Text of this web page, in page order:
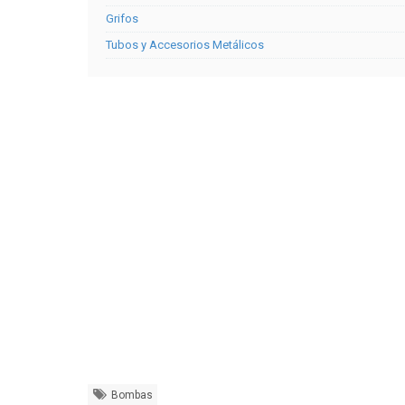
Grifos
Tubos y Accesorios Metálicos
Bombas